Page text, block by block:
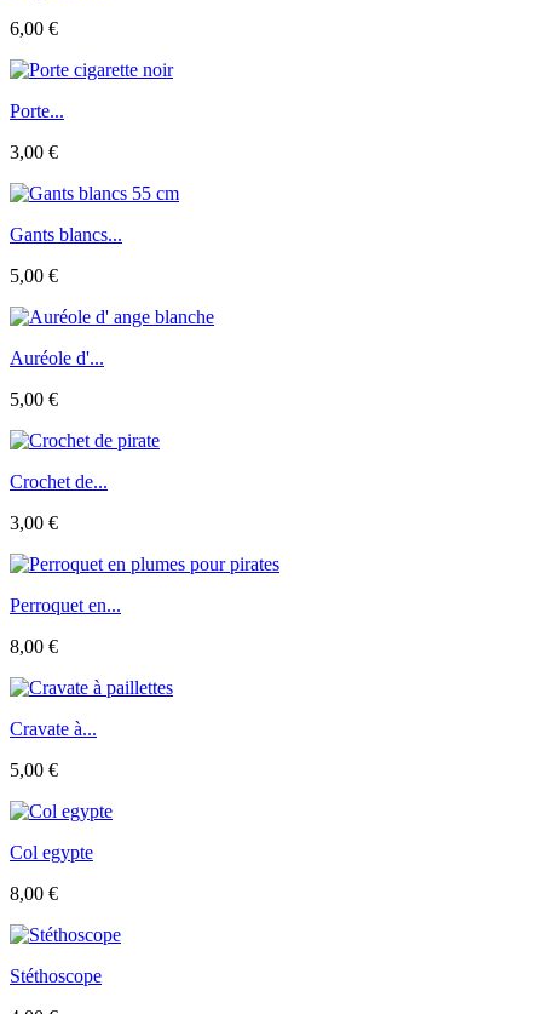
6,00 €
Porte...
3,00 €
Gants blancs...
5,00 €
Auréole d'...
5,00 €
Crochet de...
3,00 €
Perroquet en...
8,00 €
Cravate à...
5,00 €
Col egypte
8,00 €
Stéthoscope